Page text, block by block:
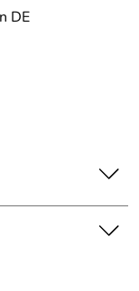
DE
stilvolle
Messer sicher